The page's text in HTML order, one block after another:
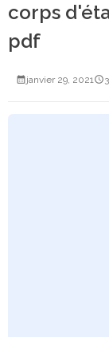
corps
pdf
janvier 29, 2021